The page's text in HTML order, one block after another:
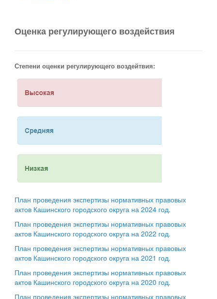
Оценка регулирующего воздействия
Степени оценки регулирующего воздейтвия:
План проведения экспертизы нормативных правовых
актов Кашинского городского округа на 2024 год.
План проведения экспертизы нормативных правовых
актов Кашинского городского округа на 2022 год.
План проведения экспертизы нормативных правовых
актов Кашинского городского округа на 2021 год.
План проведения экспертизы нормативных правовых
актов Кашинского городского округа на 2020 год.
План проведения экспертизы нормативных правовых